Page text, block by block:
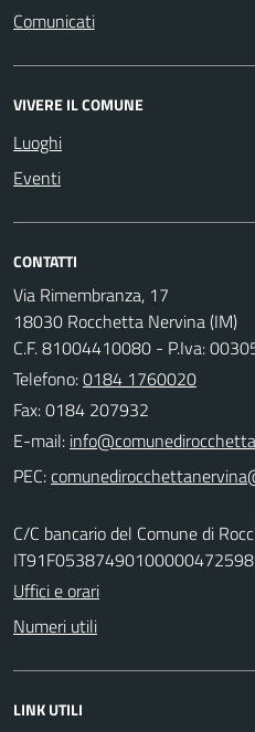
Comunicati
VIVERE IL COMUNE
Luoghi
Eventi
CONTATTI
Via Rimembranza, 17
18030 Rocchetta Nervina (IM)
C.F. 81004410080 - P.Iva:
Telefono:0184 1760020
Fax: 0184 207932
E-mail:
PEC:
C/C bancario del Comune di
Uffici e orari
Numeri utili
LINK UTILI